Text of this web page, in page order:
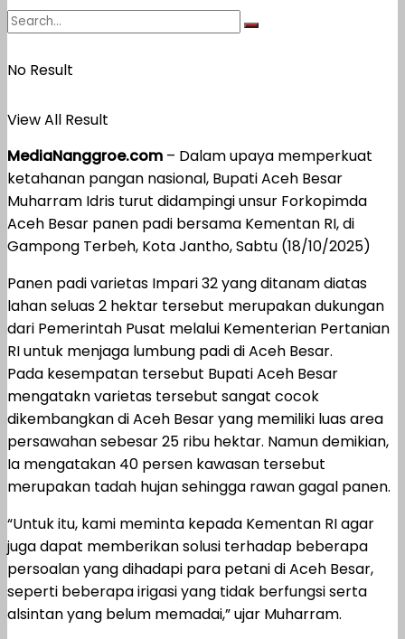
No Result
View All Result
MediaNanggroe.com – Dalam upaya memperkuat
ketahanan pangan nasional, Bupati Aceh Besar
Muharram Idris turut didampingi unsur Forkopimda
Aceh Besar panen padi bersama Kementan RI, di
Gampong Terbeh, Kota Jantho, Sabtu (18/10/2025)
Panen padi varietas Impari 32 yang ditanam diatas
lahan seluas 2 hektar tersebut merupakan dukungan
dari Pemerintah Pusat melalui Kementerian Pertanian
RI untuk menjaga lumbung padi di Aceh Besar.
Pada kesempatan tersebut Bupati Aceh Besar
mengatakn varietas tersebut sangat cocok
dikembangkan di Aceh Besar yang memiliki luas area
persawahan sebesar 25 ribu hektar. Namun demikian,
Ia mengatakan 40 persen kawasan tersebut
merupakan tadah hujan sehingga rawan gagal panen.
“Untuk itu, kami meminta kepada Kementan RI agar
juga dapat memberikan solusi terhadap beberapa
persoalan yang dihadapi para petani di Aceh Besar,
seperti beberapa irigasi yang tidak berfungsi serta
alsintan yang belum memadai,” ujar Muharram.